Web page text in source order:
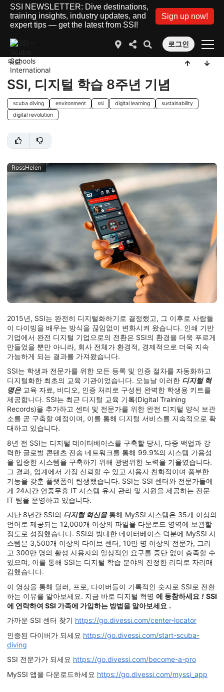
SSI NEWSLETTER: Dive destinations,
training insights, industry updates, and
expert tips — get the latest from SSI!
Sign up now!
로그인
뒤로
SSI, 디지털 학습 8주년 기념
scuba diving environment ssi digital learning
sustainability
digital revolution
RossHelen
2015년, SSI는 완전히 디지털화하기로 결정했고, 그 이후로 사람들
이 다이빙을 배우는 방식을 끊임없이 변화시켜 왔습니다. 인쇄 기반
기업에서 완전 디지털 기업으로의 전환은 SSI의 환경을 더욱 푸르게
만들었을 뿐만 아니라, 회사 전체가 환경적, 경제적으로 더욱 지속
가능하게 되는 결과를 가져왔습니다.
SSI는 학생과 전문가를 위한 모든 등록 및 인증 절차를 자동화하고
디지털화한 최초의 교육 기관이었습니다. 오늘날 이러한 디지털 혁
명은교육 자료, 비디오, 인증 처리로 구성된 완벽한 학생용 키트를
제공합니다. SSI는 최근 디지털 교육 기록(Digital Training
Records)을 추가하고 센터 및 전문가를 위한 완전 디지털 양식 보관
소를 곧 구축할 예정이며, 이를 통해 디지털 서비스를 지속적으로 확
대하고 있습니다.
8년 전 SSI는 디지털 데이터베이스를 구축할 당시, 다중 백업과 강
력한 글로벌 콘텐츠 전송 네트워크를 통해 99.9%의 시스템 가용성
을 입증한 시스템을 구축하기 위해 광범위한 노력을 기울였습니다.
그 결과, 업계에서 가장 신뢰할 수 있고 사용자 친화적이며 풍부한
기능을 갖춘 플랫폼이 탄생했습니다. SSI는 SSI 센터와 전문가들에
게 24시간 연중무휴 IT 시스템 유지 관리 및 지원을 제공하는 전문
IT 팀을 운영하고 있습니다.
지난 8년간 SSI의 디지털 혁신을통해 MySSI 시스템은 35개 이상의
언어로 제공되는 12,000개 이상의 파일을 다운로드 영역에 보관할
정도로 성장했습니다. SSI의 방대한 데이터베이스 덕분에 MySSI 시
스템은 3,500개 이상의 다이브 센터, 10만 명 이상의 전문가, 그리
고 300만 명의 활성 사용자의 일상적인 요구를 중단 없이 충족할 수
있으며, 이를 통해 SSI는 디지털 학습 분야의 진정한 리더로 자리매
김했습니다.
이 영상을 통해 딜러, 프로, 다이버들이 기록적인 숫자로 SSI로 전환
하는 이유를 알아보세요. 지금 바로 디지털 혁명 에 동참하세요 ! SSI
에 연락하여 SSI 가족에 가입하는 방법을 알아보세요 .
가까운 SSI 센터 찾기 https://go.divessi.com/center-locator
인증된 다이버가 되세요 https://go.divessi.com/start-scuba-
diving
SSI 전문가가 되세요 https://go.divessi.com/become-a-pro
MySSI 앱을 다운로드하세요 https://go.divessi.com/myssi_app